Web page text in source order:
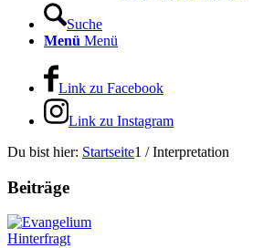
Suche
Menü Menü
Link zu Facebook
Link zu Instagram
Du bist hier: Startseite1 / Interpretation
Beiträge
Hinterfragt